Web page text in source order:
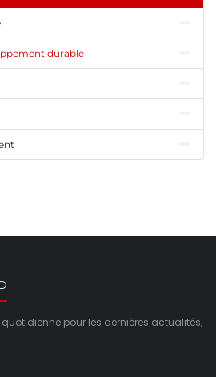
durable
pour les dernières actualités,